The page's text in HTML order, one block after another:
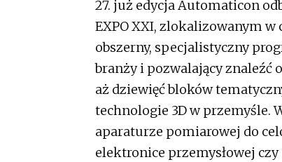
27. już edycja Automaticon
EXPO XXI, zlokalizowanym
obszerny, specjalistyczny
branży i pozwalający znaleźć
aż dziewięć bloków
technologie 3D w przemyśle.
aparaturze pomiarowej do
elektronice przemysłowej czy